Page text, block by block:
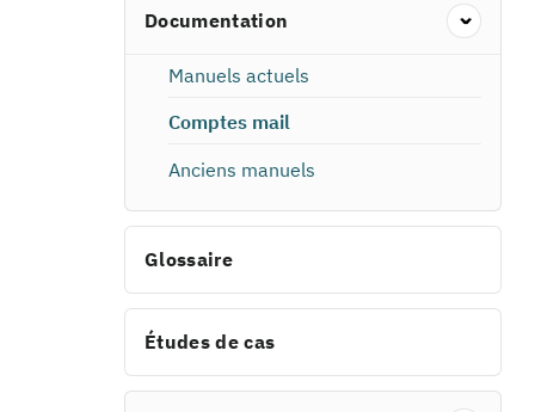
Documentation
Manuels actuels
Comptes mail
Anciens manuels
Glossaire
Études de cas